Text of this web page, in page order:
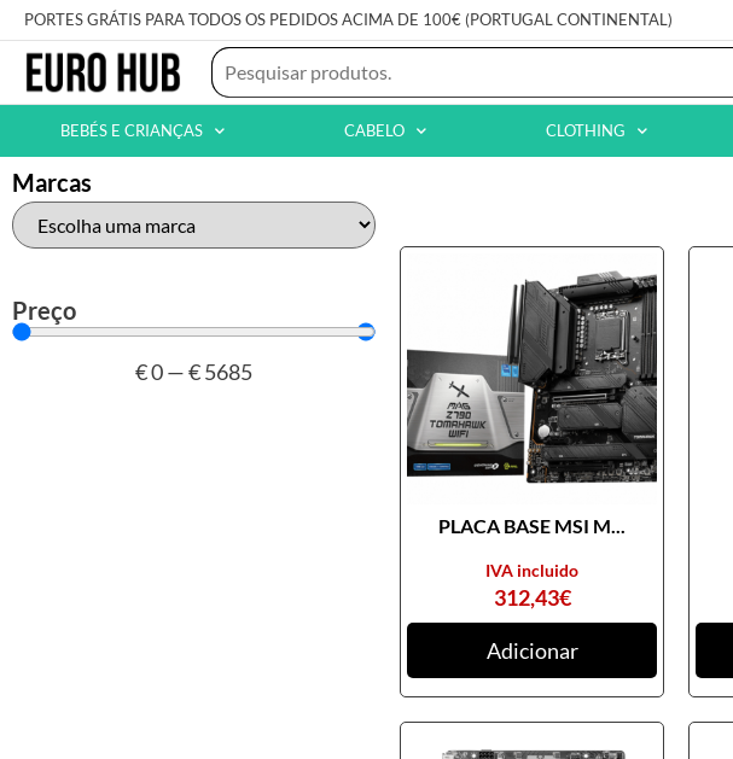
PORTES GRÁTIS PARA TODOS OS PEDIDOS ACIMA DE 100€ (PORTUGAL CONTINENTAL)
BEBÉS E CRIANÇAS CABELO CLOTHING
Marcas
Preço
€0—€5685
PLACA BASE MSI M...
312,43€
IVA incluido
Adicionar